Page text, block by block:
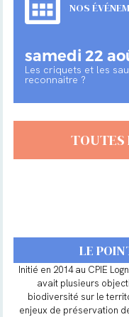
NOS
samedi 22
Les criquets et les
reconnaitre ?
TOUTES
LE
Initié en 2014 au CPIE
avait plusieurs
biodiversité sur le
enjeux de préservation